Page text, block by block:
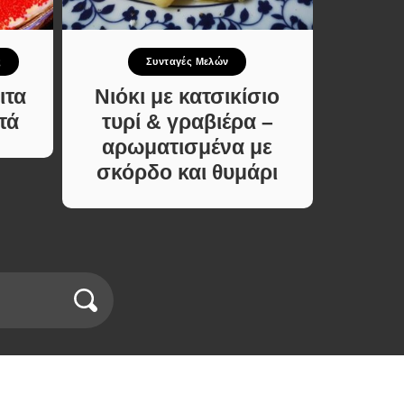
Συνταγές Μελών
Νιόκι με κατσικίσιο
τυρί & γραβιέρα –
αρωματισμένα με
σκόρδο και θυμάρι